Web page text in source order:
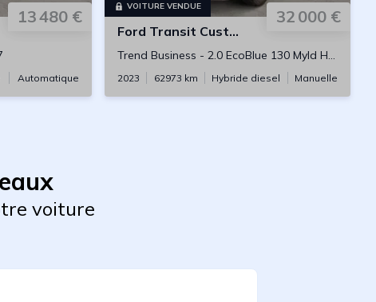
13 480 €
Automatique
VOITURE VENDUE
32 000 €
Ford Transit Custom Combi TPMR
Trend Business - 2.0 EcoBlue 130 Myld Hybride
2023 62973 km Hybride diesel Manuelle
voiture